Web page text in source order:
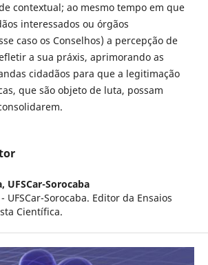
contextual; ao mesmo tempo em que
interessados ou órgãos
caso os Conselhos) a percepção de
a sua práxis, aprimorando as
cidadãos para que a legitimação
que são objeto de luta, possam
UFSCar-Sorocaba
UFSCar-Sorocaba. Editor da Ensaios
Científica.